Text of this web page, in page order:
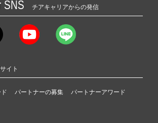
SNS チアキャリアからの発信
イト
パートナーの募集 パートナーアワード